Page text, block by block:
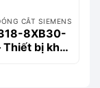
CẮT SIEMENS
8XB30-
Thiết bị khởi